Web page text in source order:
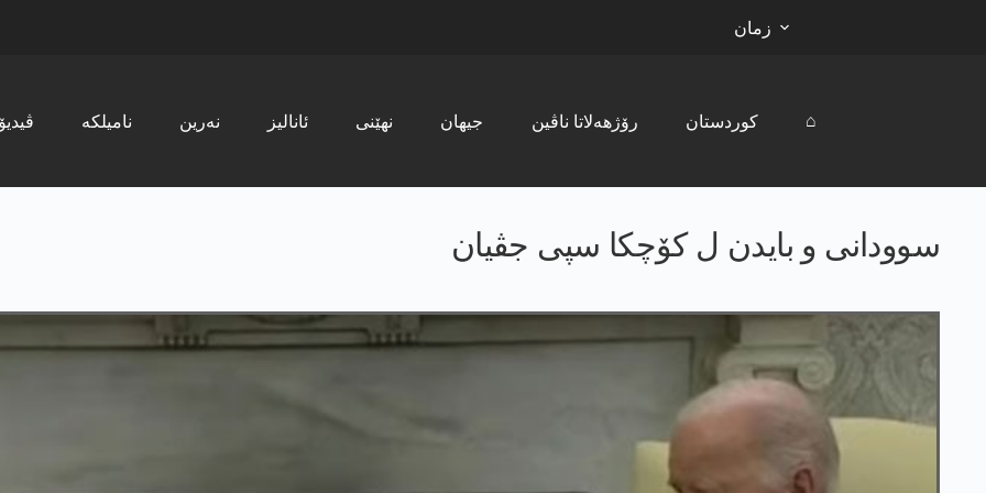
زمان
ڤیدیۆ نامیلکە نەرین ئانالیز نھێنی جیھان رۆژھەلاتا ناڤین کوردستان ⌂
سوودانی و بایدن ل کۆچکا سپی جڤیان